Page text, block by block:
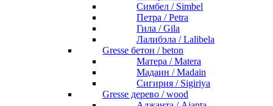
Симбел / Simbel
Петра / Petra
Гила / Gila
Лалибэла / Lalibela
Gresse бетон / beton
Матера / Matera
Мадаин / Madain
Сигирия / Sigiriya
Gresse дерево / wood